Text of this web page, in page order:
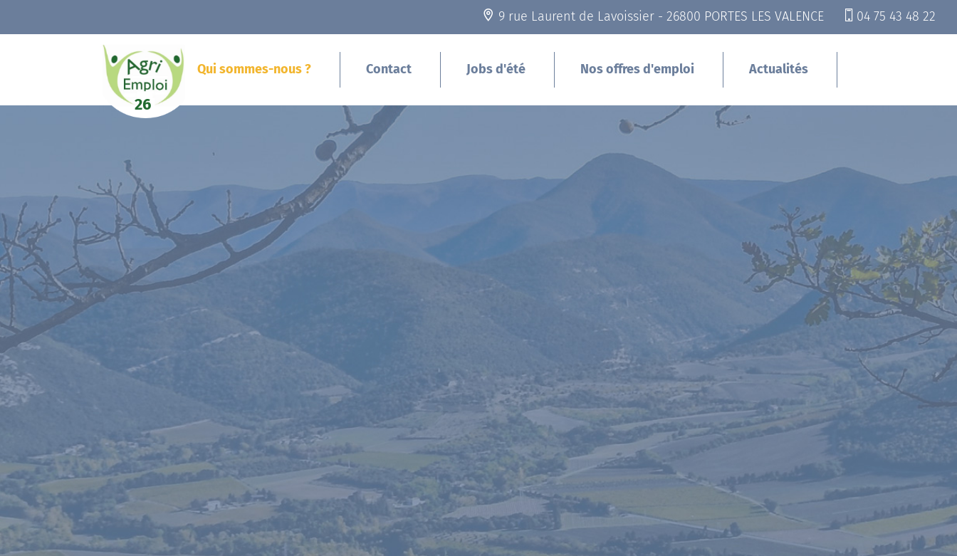
9 rue Laurent de Lavoissier - 26800 PORTES LES VALENCE 04 75 43 48 22
Qui sommes-nous ? Contact Jobs d'été Nos offres d'emploi Actualités